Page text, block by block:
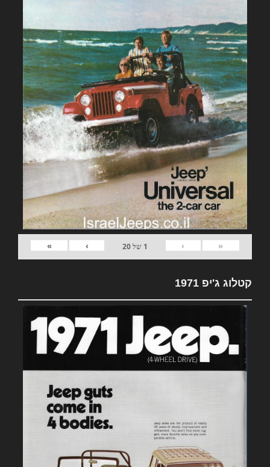
«
‹
1 של20
›
»
קטלוג ג'יפ 1971